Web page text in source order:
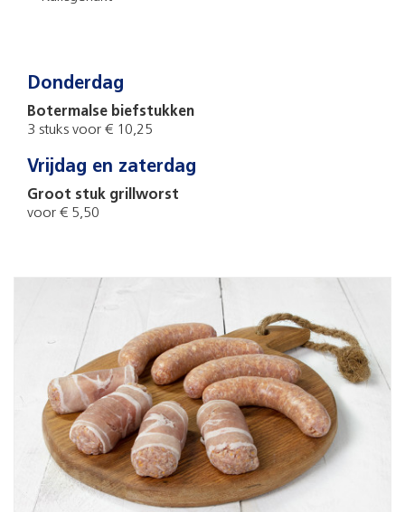
Donderdag
Botermalse biefstukken
3 stuks voor € 10,25
Vrijdag en zaterdag
Groot stuk grillworst
voor € 5,50